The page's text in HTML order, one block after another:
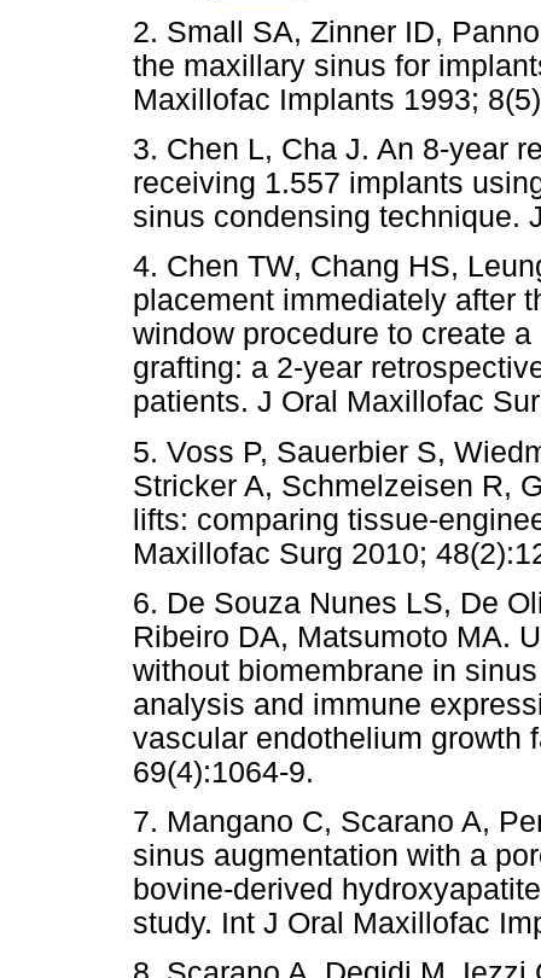
2. Small SA, Zinner ID,
the maxillary sinus for
Maxillofac Implants 1993;
3. Chen L, Cha J. An 8-year
receiving 1.557 implants
sinus condensing technique.
4. Chen TW, Chang HS,
placement immediately after
window procedure to create
grafting: a 2-year
patients. J Oral Maxillofac
5. Voss P, Sauerbier S,
Stricker A, Schmelzeisen R,
lifts: comparing tissue-
Maxillofac Surg 2010;
6. De Souza Nunes LS, De
Ribeiro DA, Matsumoto MA.
without biomembrane in
analysis and immune
vascular endothelium growth
69(4):1064-9.
7. Mangano C, Scarano A,
sinus augmentation with a
bovine-derived
study. Int J Oral Maxillofac